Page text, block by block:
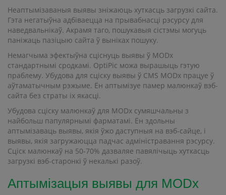
Неаптымізаваныя выявы зніжаюць хуткасць загрузкі сайта.
Гэта негатыўна адбіваецца на прывабнасці рэсурсу для
наведвальнікаў. Акрамя таго, пошукавыя сістэмы могуць
паніжаць пазіцыю сайта ў выніках пошуку.
Немагчыма эфектыўна сціснуць выявы ў MODx
стандартнымі сродкамі. OptiPic можа вырашыць гэтую
праблему. Убудова для сціску выявы ў CMS MODx працуе ў
аўтаматычным рэжыме. Ён аптымізуе памер малюнкаў вэб-
сайта без страты іх якасці.
Убудова сціску малюнкаў для MODx сумяшчальны з
найбольш папулярнымі фарматамі. Ён здольны
аптымізаваць выявы, якія ўжо даступныя на вэб-сайце, і
выявы, якія загружаюцца падчас адміністравання рэсурсу.
Сціск малюнкаў на 50-70% дазваляе павялічыць хуткасць
загрузкі вэб-старонкі ў некалькі разоў.
Аптымізацыя выявы для MODx